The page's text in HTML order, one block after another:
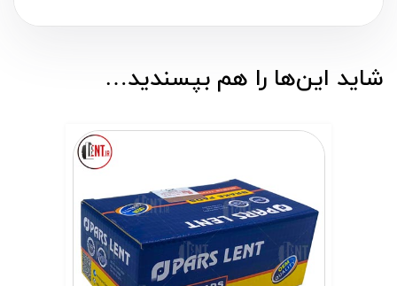
شاید این‌ها را هم بپسندید…